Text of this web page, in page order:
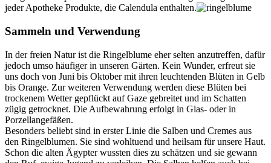
jeder Apotheke Produkte, die Calendula enthalten.
Sammeln und Verwendung
In der freien Natur ist die Ringelblume eher selten anzutreffen, dafür
jedoch umso häufiger in unseren Gärten. Kein Wunder, erfreut sie
uns doch von Juni bis Oktober mit ihren leuchtenden Blüten in Gelb
bis Orange. Zur weiteren Verwendung werden diese Blüten bei
trockenem Wetter gepflückt auf Gaze gebreitet und im Schatten
zügig getrocknet. Die Aufbewahrung erfolgt in Glas- oder in
Porzellangefäßen.
Besonders beliebt sind in erster Linie die Salben und Cremes aus
den Ringelblumen. Sie sind wohltuend und heilsam für unsere Haut.
Schon die alten Ägypter wussten dies zu schätzen und sie gewann